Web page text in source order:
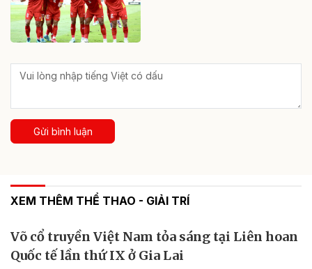
Gửi bình luận
XEM THÊM THỂ THAO - GIẢI TRÍ
Võ cổ truyền Việt Nam tỏa sáng tại Liên hoan
Quốc tế lần thứ IX ở Gia Lai